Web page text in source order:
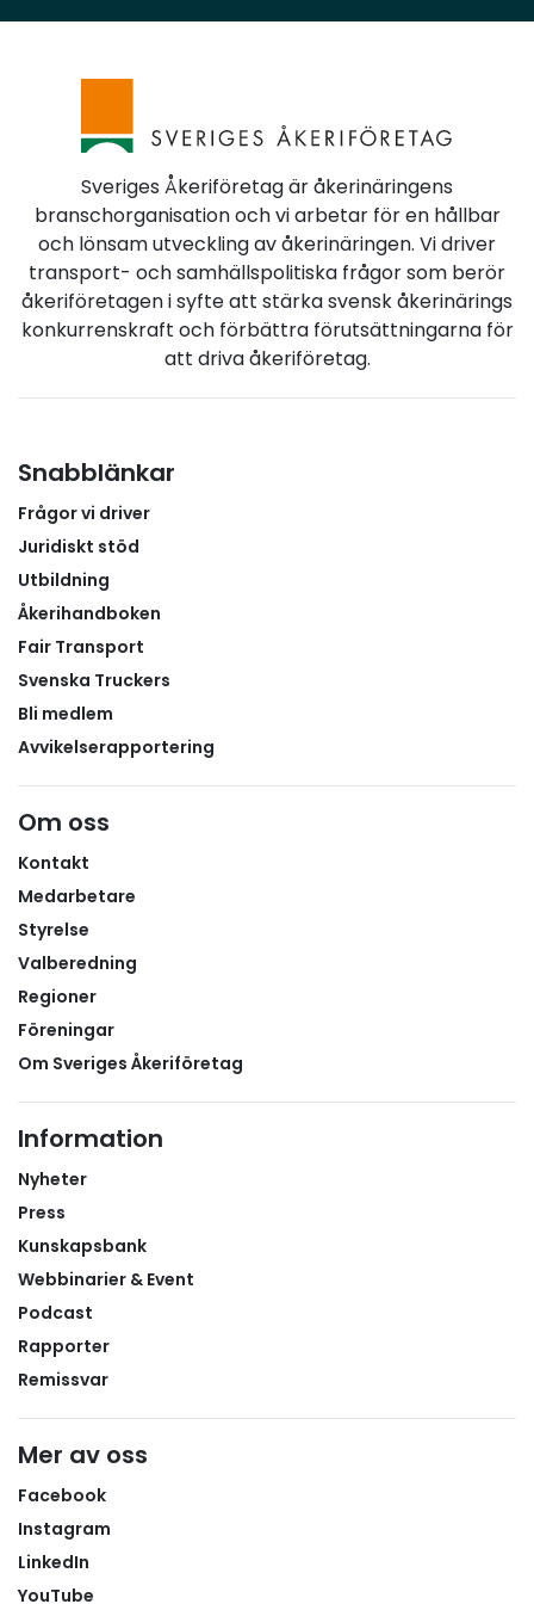
kunna användas för att effektivisera
planen.Mer nytta för investerade resurserVi ser
utvärderas. Sverige har stora behov av både
underhåll och investeringar i väginfrastrukturen. För
åkerinäringen är det avgörande att tillgängliga
resurser används effektivt och att beslutade
åtgärder genomförs inom rimlig tid.I våra remissvar
om inriktningsunderlaget och den nationella planen
har vi återkommande lyft behovet av en väl
underhållen, robust och sammanhängande
väginfrastruktur som stärker näringslivets
transporter och svensk konkurrenskraft.
Sveriges Åkeriföretag är åkerinäringens
branschorganisation och vi arbetar för en hållbar
och lönsam utveckling av åkerinäringen. Vi driver
transport- och samhällspolitiska frågor som berör
åkeriföretagen i syfte att stärka svensk åkerinärings
konkurrenskraft och förbättra förutsättningarna för
att driva åkeriföretag.
Snabblänkar
Frågor vi driver
Juridiskt stöd
Utbildning
Åkerihandboken
Fair Transport
Svenska Truckers
Bli medlem
Avvikelserapportering
Om oss
Kontakt
Medarbetare
Styrelse
Valberedning
Regioner
Föreningar
Om Sveriges Åkeriföretag
Information
Nyheter
Press
Kunskapsbank
Webbinarier & Event
Podcast
Rapporter
Remissvar
Mer av oss
Facebook
Instagram
LinkedIn
YouTube